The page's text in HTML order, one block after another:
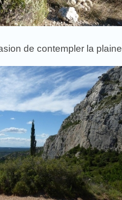
de contempler la plaine